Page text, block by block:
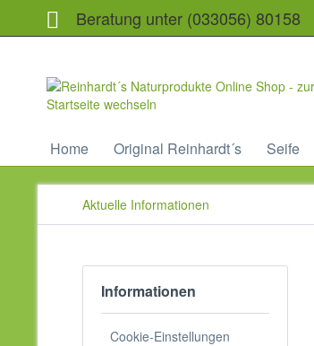
Beratung unter (033056) 80158
Home Original Reinhardt´s Seife
Aktuelle Informationen
Informationen
Cookie-Einstellungen